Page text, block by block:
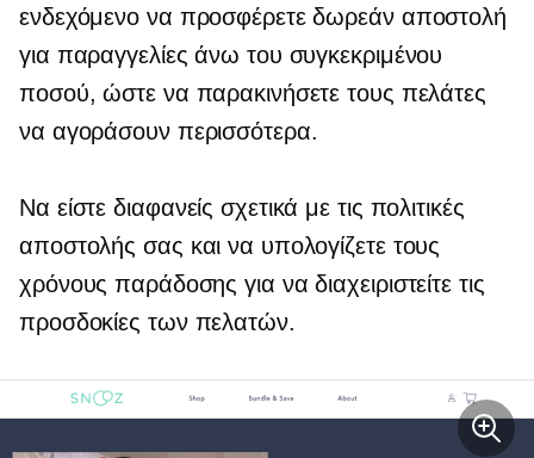
ενδεχόμενο να προσφέρετε δωρεάν αποστολή
για παραγγελίες άνω του συγκεκριμένου
ποσού, ώστε να παρακινήσετε τους πελάτες
να αγοράσουν περισσότερα.
Να είστε διαφανείς σχετικά με τις πολιτικές
αποστολής σας και να υπολογίζετε τους
χρόνους παράδοσης για να διαχειριστείτε τις
προσδοκίες των πελατών.